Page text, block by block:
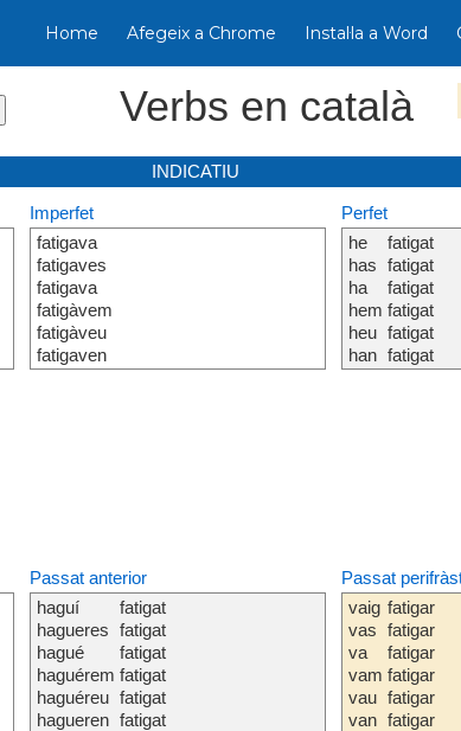
Home Afegeix a Chrome Instal·la a Word
Verbs en català
INDICATIU
Imperfet
fatigava
fatigaves
fatigava
fatigàvem
fatigàveu
fatigaven
Perfet
he
has
ha
hem
heu
han
fatigat
fatigat
fatigat
fatigat
fatigat
fatigat
Passat anterior
haguí
hagueres
hagué
haguérem
haguéreu
hagueren
fatigat
fatigat
fatigat
fatigat
fatigat
fatigat
Passat
vaig
vas
va
vam
vau
van
fatigar
fatigar
fatigar
fatigar
fatigar
fatigar